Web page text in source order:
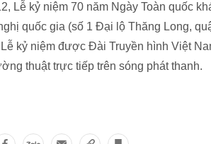
Lễ kỷ niệm 70 năm Ngày Toàn quốc
quốc gia (số 1 Đại lộ Thăng Long,
kỷ niệm được Đài Truyền hình Việt
thuật trực tiếp trên sóng phát thanh.